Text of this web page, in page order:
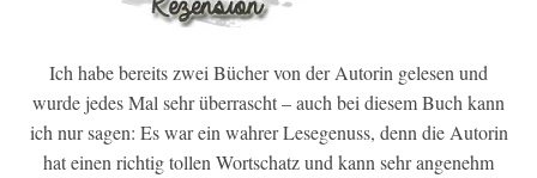
Ich habe bereits zwei Bücher von der Autorin gelesen und
wurde jedes Mal sehr überrascht – auch bei diesem Buch kann
ich nur sagen: Es war ein wahrer Lesegenuss, denn die Autorin
hat einen richtig tollen Wortschatz und kann sehr angenehm